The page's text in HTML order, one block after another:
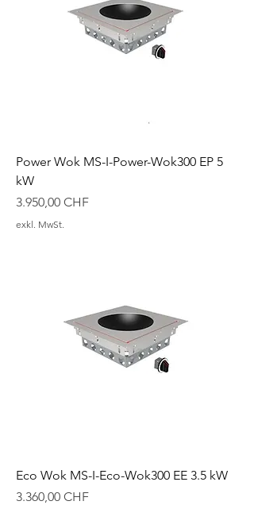
Power Wok MS-I-Power-Wok300 EP 5
kW
Preis
3.950,00 CHF
exkl. MwSt.
Eco Wok MS-I-Eco-Wok300 EE 3.5 kW
Preis
3.360,00 CHF